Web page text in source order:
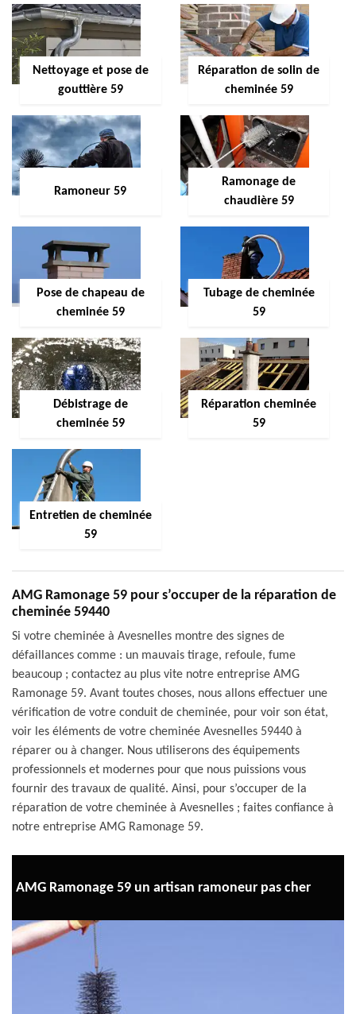
Nettoyage et pose de
gouttière 59
Réparation de solin de
cheminée 59
Ramoneur 59
Ramonage de
chaudière 59
Pose de chapeau de
cheminée 59
Tubage de cheminée
59
Débistrage de
cheminée 59
Réparation cheminée
59
Entretien de cheminée
59
AMG Ramonage 59 pour s’occuper de la réparation de
cheminée 59440
Si votre cheminée à Avesnelles montre des signes de
défaillances comme : un mauvais tirage, refoule, fume
beaucoup ; contactez au plus vite notre entreprise AMG
Ramonage 59. Avant toutes choses, nous allons effectuer une
vérification de votre conduit de cheminée, pour voir son état,
voir les éléments de votre cheminée Avesnelles 59440 à
réparer ou à changer. Nous utiliserons des équipements
professionnels et modernes pour que nous puissions vous
fournir des travaux de qualité. Ainsi, pour s’occuper de la
réparation de votre cheminée à Avesnelles ; faites confiance à
notre entreprise AMG Ramonage 59.
AMG Ramonage 59 un artisan ramoneur pas cher